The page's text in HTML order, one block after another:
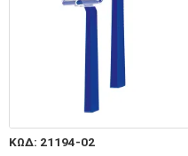
ΚΩΔ: 21194-02